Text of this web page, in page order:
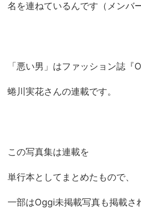
名を連ねているんです（メンバ
「悪い男」はファッション誌『
蜷川実花さんの連載です。
この写真集は連載を
単行本としてまとめたもので、
一部はOggi未掲載写真も掲載さ